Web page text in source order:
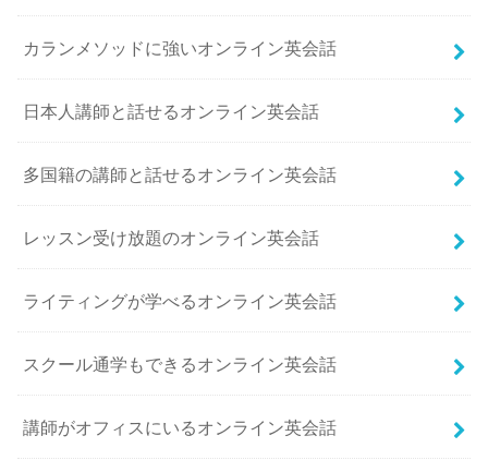
カランメソッドに強いオンライン英会話
日本人講師と話せるオンライン英会話
多国籍の講師と話せるオンライン英会話
レッスン受け放題のオンライン英会話
ライティングが学べるオンライン英会話
スクール通学もできるオンライン英会話
講師がオフィスにいるオンライン英会話